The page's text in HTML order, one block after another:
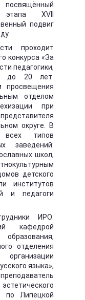
этапа XVII
подвиг
проходит
конкурса «За
педагогики,
до 20 лет.
просвещения
отделом
при
округе. В
всех типов
заведений:
школ,
детского
институтов
и педагоги
ИРО:
кафедрой
отделения
языка»,
по Липецкой